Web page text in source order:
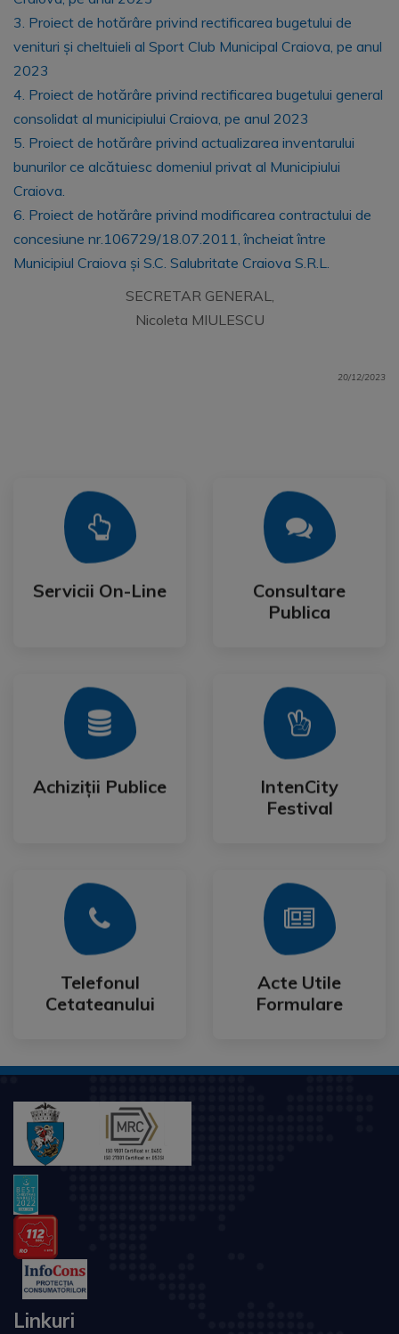
3. Proiect de hotărâre privind rectificarea bugetului de
venituri și cheltuieli al Sport Club Municipal Craiova, pe anul
2023
4. Proiect de hotărâre privind rectificarea bugetului general
consolidat al municipiului Craiova, pe anul 2023
5. Proiect de hotărâre privind actualizarea inventarului
bunurilor ce alcătuiesc domeniul privat al Municipiului
Craiova.
6. Proiect de hotărâre privind modificarea contractului de
concesiune nr.106729/18.07.2011, încheiat între
Municipiul Craiova și S.C. Salubritate Craiova S.R.L.
SECRETAR GENERAL,
Nicoleta MIULESCU
20/12/2023
Servicii On-Line
Servicii On-Line
Mai Mult
Consultare
Publica
Consultare
Publica
Mai Mult
Achiziții Publice
Achiziții Publice
Mai Mult
IntenCity
Festival
IntenCity
Festival
Mai Mult
Telefonul
Cetateanului
Telefonul
Cetateanului
Mai Mult
Acte Utile
Formulare
Acte Utile
Formulare
Mai Mult
Linkuri